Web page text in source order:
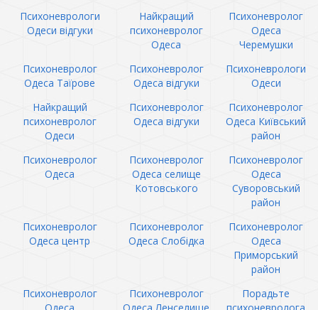
Психоневрологи
Одеси відгуки
Найкращий
психоневролог
Одеса
Психоневролог
Одеса
Черемушки
Психоневролог
Одеса Таїрове
Психоневролог
Одеса відгуки
Психоневрологи
Одеси
Найкращий
психоневролог
Одеси
Психоневролог
Одеса відгуки
Психоневролог
Одеса Київський
район
Психоневролог
Одеса
Психоневролог
Одеса селище
Котовського
Психоневролог
Одеса
Суворовський
район
Психоневролог
Одеса центр
Психоневролог
Одеса Слобідка
Психоневролог
Одеса
Приморський
район
Психоневролог
Психоневролог
Порадьте